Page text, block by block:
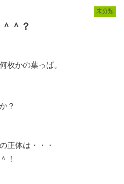
未分類
＾？
枚かの葉っぱ。
？
正体は・・・
！